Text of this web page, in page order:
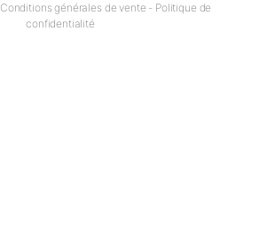
Conditions générales de vente - Politique de
confidentialité